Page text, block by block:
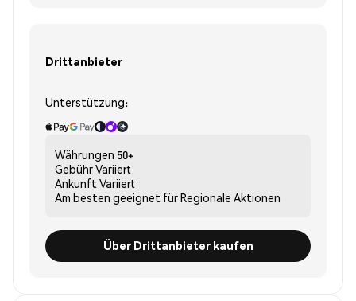
Drittanbieter
Unterstützung:
Währungen 50+
GebührVariiert
Ankunft Variiert
Am besten geeignet fürRegionale Aktionen
Über Drittanbieter kaufen